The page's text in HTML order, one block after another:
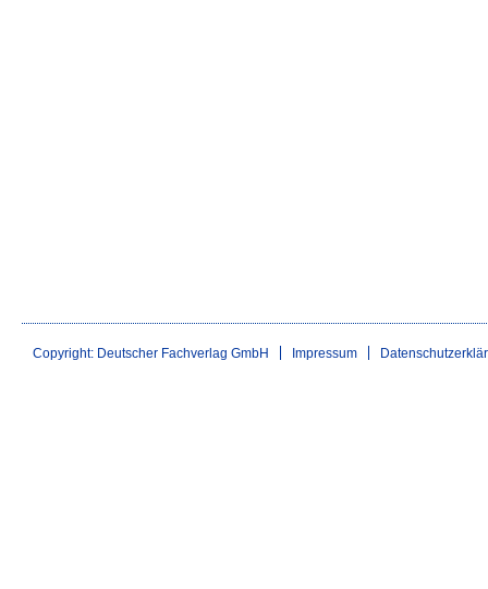
Copyright: Deutscher Fachverlag GmbH Impressum